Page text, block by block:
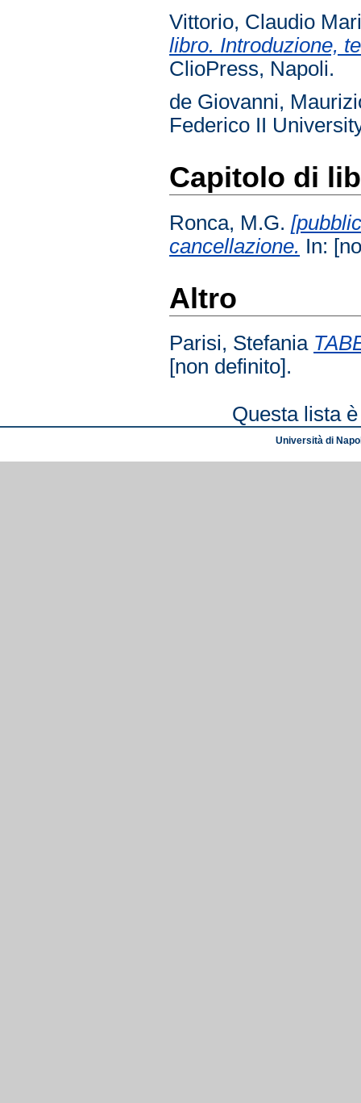
Vittorio, Claudio
libro. Introduzione,
ClioPress, Napoli.
de Giovanni,
Federico II
Capitolo di
Ronca, M.G.
cancellazione. In:
Altro
Parisi, Stefania
[non definito].
Questa lista
Università di